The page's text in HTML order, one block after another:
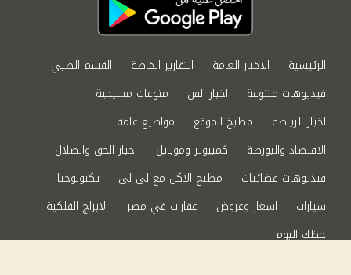
الرئيسية الاخبار العامة التقارير الخاصة
القسم الطبي
فيديوهات متنوعة
اخبار الفن
منوعات مسيحية
اخبار الرياضة
مطبخ الموقع
مواضيع عامة
الاقتصاد والبورصة
كمبيوتر وموبايل
اخبار الحق والضلال
فيديوهات فضائيات
مطبخ الاكل مع لى لى
تكنولوجيا
سيارات
اسعار وعروض عقارات في مصر
الابراج الفلكية
حظك اليوم